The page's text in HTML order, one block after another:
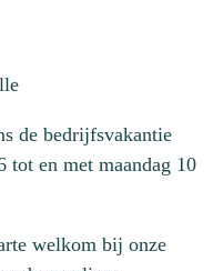
de bedrijfsvakantie
tot en met maandag 10
welkom bij onze